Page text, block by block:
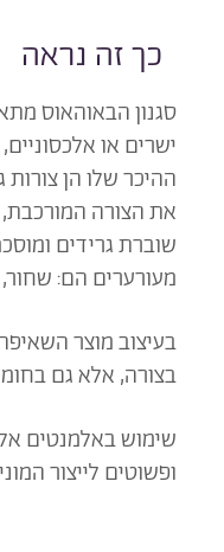
כך זה נראה
סגנון הבאוהאוס
ישרים או
ההיכר שלו הן
את הצורה המורכבת,
שוברת גרידים
מעורערים הם: שחור,
בעיצוב מוצר
בצורה, אלא גם
שימוש באלמנטים
ופשוטים לייצור